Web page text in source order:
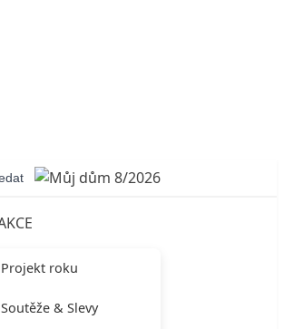
Projekt roku
Soutěže & Slevy